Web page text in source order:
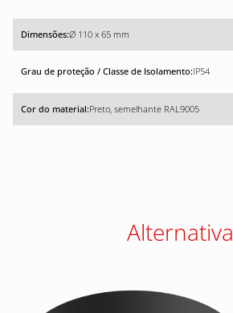
Ø 110 x 65 mm
IP54
Preto, semelhante RAL9005
Alternativa